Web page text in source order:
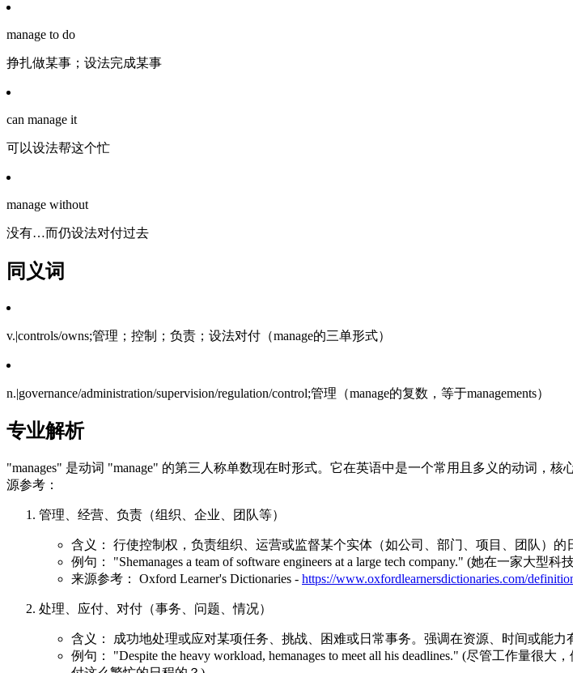
manage to do
挣扎做某事；设法完成某事
can manage it
可以设法帮这个忙
manage without
没有…而仍设法对付过去
同义词
v.|controls/owns;管理；控制；负责；设法对付（manage的三单形式）
n.|governance/administration/supervision/regulation/control;管理（manage的复数，等于managements）
专业解析
"manages" 是动词 "manage" 的第三人称单数现在时形式。它在英语中是一个常用且多义的动词，
源参考：
管理、经营、负责（组织、企业、团队等）
含义： 行使控制权，负责组织、运营或监督某个实体（如公司、部门、项目、团队）
例句： "Shemanages a team of software engineers at a large tech company." (她在一家大型
来源参考： Oxford Learner's Dictionaries - https://www.oxfordlearnersdictionaries.com/
处理、应付、对付（事务、问题、情况）
含义： 成功地处理或应对某项任务、挑战、困难或日常事务。强调在资源、时间或能力
例句： "Despite the heavy workload, hemanages to meet all his deadlines." (尽管工作量很